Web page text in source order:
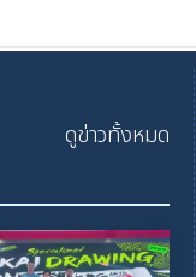
ดูข่าวทั้งหมด